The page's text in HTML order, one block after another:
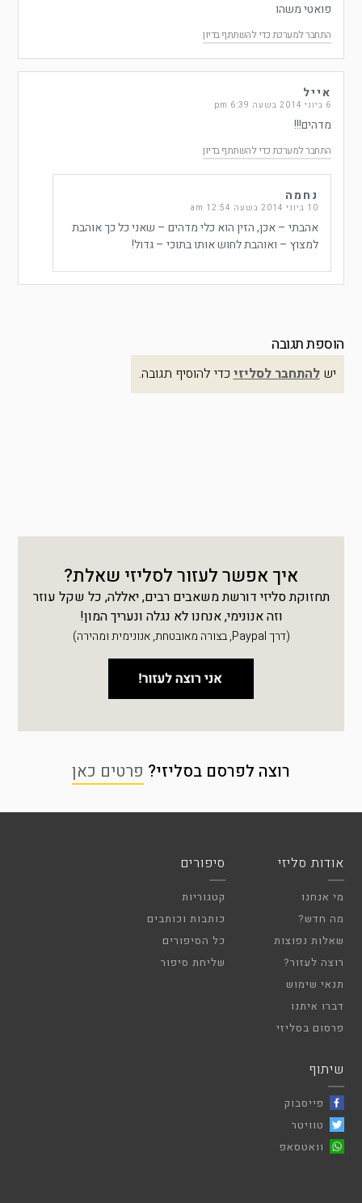
פואטי משהו
התחבר למערכת כדי להשתתף בדיון
אייל
6 ביוני 2014 בשעה 6:39 pm
מדהים!!!
התחבר למערכת כדי להשתתף בדיון
נחמה
10 ביוני 2014 בשעה 12:54 am
אהבתי – אכן, הזין הוא כלי מדהים – שאני כל כך אוהבת
למצוץ – ואוהבת לחוש אותו בתוכי – גדול!
הוספת תגובה
ישלהתחבר לסליזיכדי להוסיף תגובה.
איך אפשר לעזור לסליזי שאלת?
תחזוקת סליזי דורשת משאבים רבים, יאללה, כל שקל עוזר
וזה אנונימי, אנחנו לא נגלה ונעריך המון!
(דרך Paypal, בצורה מאובטחת, אנונימית ומהירה)
רוצה לפרסם בסליזי? פרטים כאן
אודות סליזי
מי אנחנו
מה חדש?
שאלות נפוצות
רוצה לעזור?
תנאי שימוש
דברו איתנו
פרסום בסליזי
סיפורים
קטגוריות
כותבות וכותבים
כל הסיפורים
שליחת סיפור
שיתוף
פייסבוק
טוויטר
וואטסאפ